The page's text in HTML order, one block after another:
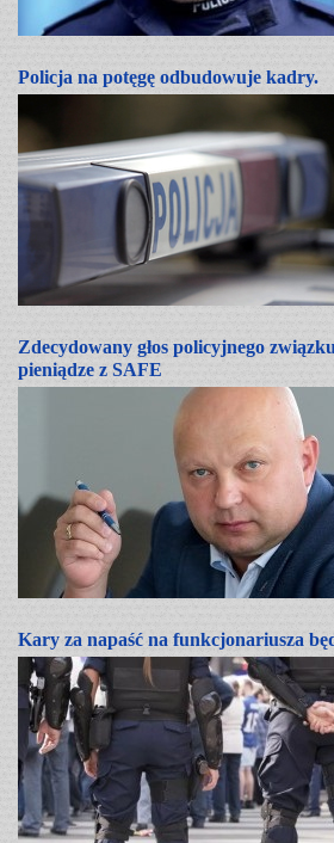
Policja na potęgę odbudowuje kadry.
Zdecydowany głos policyjnego
pieniądze z SAFE
Kary za napaść na funkcjonariusza